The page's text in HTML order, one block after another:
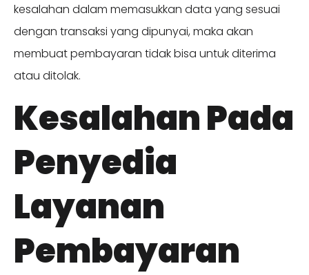
kesalahan dalam memasukkan data yang sesuai
dengan transaksi yang dipunyai, maka akan
membuat pembayaran tidak bisa untuk diterima
atau ditolak.
Kesalahan Pada
Penyedia
Layanan
Pembayaran